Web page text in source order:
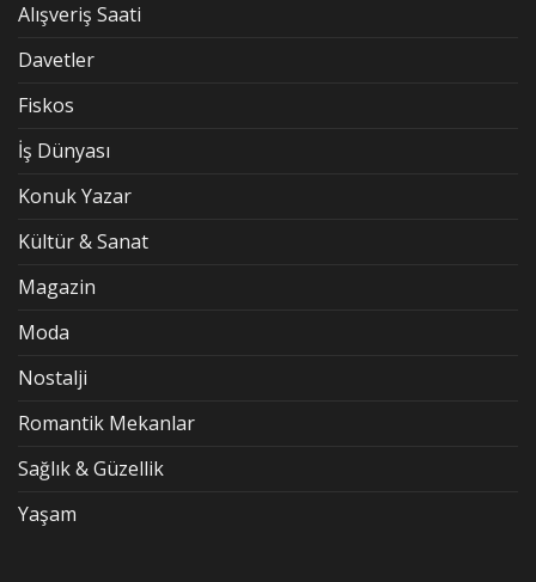
Alışveriş Saati
Davetler
Fiskos
İş Dünyası
Konuk Yazar
Kültür & Sanat
Magazin
Moda
Nostalji
Romantik Mekanlar
Sağlık & Güzellik
Yaşam